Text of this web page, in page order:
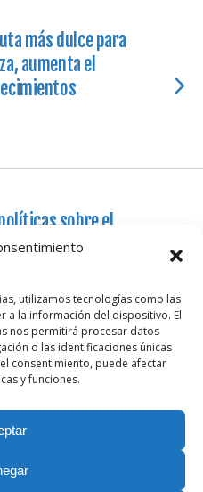
utilizamos tecnologías como las
a la información del dispositivo. El
nos permitirá procesar datos
o las identificaciones únicas
consentimiento, puede afectar
y funciones.
más dulce para
aumenta el
sobre el
y la democracia
sintonía de Radio